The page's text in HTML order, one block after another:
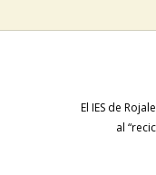
El IES de
al